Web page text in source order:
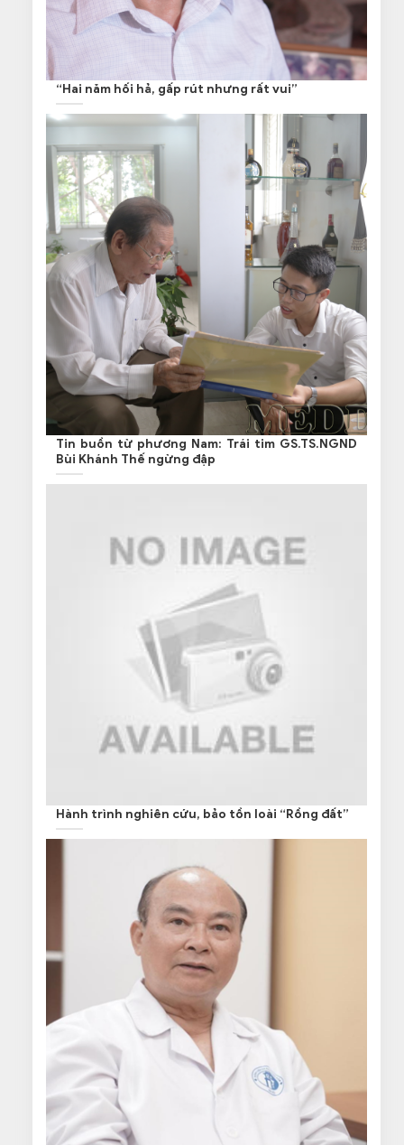
“Hai năm hối hả, gấp rút nhưng rất vui”
Tin buồn từ phương Nam: Trái tim GS.TS.NGND
Bùi Khánh Thế ngừng đập
Hành trình nghiên cứu, bảo tồn loài “Rồng đất”